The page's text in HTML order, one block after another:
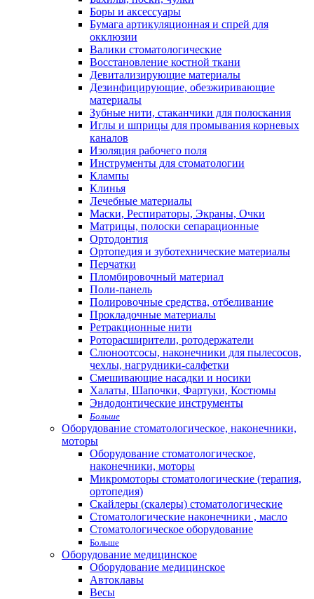
Боры и аксессуары
Бумага артикуляционная и спрей для
окклюзии
Валики стоматологические
Восстановление костной ткани
Девитализирующие материалы
Дезинфицирующие, обезжиривающие
материалы
Зубные нити, стаканчики для полоскания
Иглы и шприцы для промывания корневых
каналов
Изоляция рабочего поля
Инструменты для стоматологии
Клампы
Клинья
Лечебные материалы
Маски, Респираторы, Экраны, Очки
Матрицы, полоски сепарационные
Ортодонтия
Ортопедия и зуботехнические материалы
Перчатки
Пломбировочный материал
Поли-панель
Полировочные средства, отбеливание
Прокладочные материалы
Ретракционные нити
Роторасширители, ротодержатели
Слюноотсосы, наконечники для пылесосов,
чехлы, нагрудники-салфетки
Смешивающие насадки и носики
Халаты, Шапочки, Фартуки, Костюмы
Эндодонтические инструменты
Больше
Оборудование стоматологическое, наконечники,
моторы
Оборудование стоматологическое,
наконечники, моторы
Микромоторы стоматологические (терапия,
ортопедия)
Скайлеры (скалеры) стоматологические
Стоматологические наконечники , масло
Стоматологическое оборудование
Больше
Оборудование медицинское
Оборудование медицинское
Автоклавы
Весы